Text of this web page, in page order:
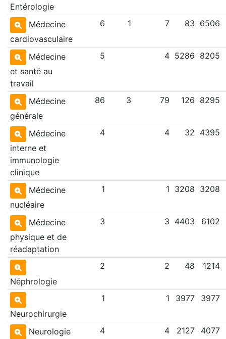
Entérologie
Médecine
cardiovasculaire
6 1 7 83 6506
Médecine
et santé au
travail
5 4 5286 8205
Médecine
générale
86 3 79 126 8295
Médecine
interne et
immunologie
clinique
4 4 32 4395
Médecine
nucléaire
1 1 3208 3208
Médecine
physique et de
réadaptation
3 3 4403 6102
Néphrologie
2 2 48 1214
Neurochirurgie
1 1 3977 3977
Neurologie 4 4 2127 4077